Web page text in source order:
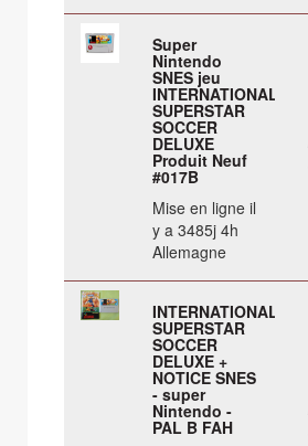
Super
Nintendo
SNES jeu
INTERNATIONAL
SUPERSTAR
SOCCER
DELUXE
Produit Neuf
#017B
Mise en ligne il
y a 3485j 4h
Allemagne
INTERNATIONAL
SUPERSTAR
SOCCER
DELUXE +
NOTICE SNES
- super
Nintendo -
PAL B FAH